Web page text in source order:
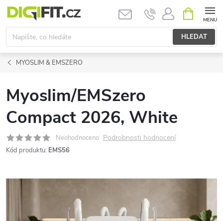
Přejít
obsah
HLEDAT
NÁKUPNÍ
KOŠÍK
MYOSLIM & EMSZERO
Myoslim/EMSzero
Compact 2026, White
Neohodnoceno Podrobnosti hodnocení
Kód produktu: EMS56